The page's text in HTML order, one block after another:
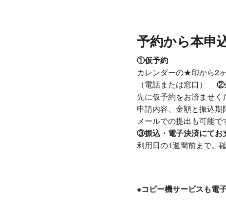
予約から本申
①仮予約
カレンダーの★印から2
（電話または窓口）②
先に仮予約をお済ませく
申請内容、金額と振込期
メールでの提出も可能で
③振込・電子決済にてお
利用日の1週間前まで。
※コピー機サービスも電